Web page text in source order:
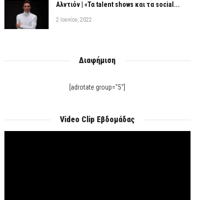
Αλντιόν | «Τα talent shows και τα social...
2 Ιουνίου, 2022
Διαφήμιση
[adrotate group="5"]
Video Clip Εβδομάδας